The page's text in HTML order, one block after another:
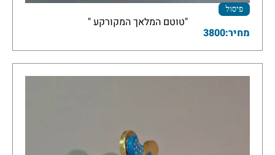
פיסול
"טוטם המלאך המקורקע "
מחיר:3800